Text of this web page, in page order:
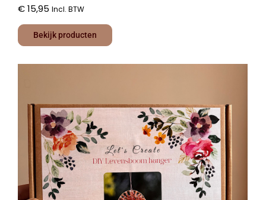
€15,95 Incl. BTW
Bekijk producten